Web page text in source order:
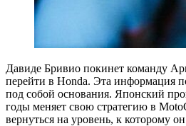
Давиде Бривио покинет команду
перейти в Honda. Эта информация
под собой основания. Японский
годы меняет свою стратегию в
вернуться на уровень, к которому